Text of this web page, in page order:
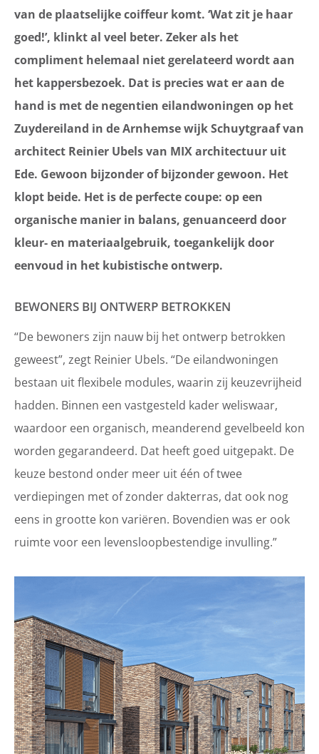
van de plaatselijke coiffeur komt. ‘Wat zit je haar
goed!’, klinkt al veel beter. Zeker als het
compliment helemaal niet gerelateerd wordt aan
het kappersbezoek. Dat is precies wat er aan de
hand is met de negentien eilandwoningen op het
Zuydereiland in de Arnhemse wijk Schuytgraaf van
architect Reinier Ubels van MIX architectuur uit
Ede. Gewoon bijzonder of bijzonder gewoon. Het
klopt beide. Het is de perfecte coupe: op een
organische manier in balans, genuanceerd door
kleur- en materiaalgebruik, toegankelijk door
eenvoud in het kubistische ontwerp.
BEWONERS BIJ ONTWERP BETROKKEN
“De bewoners zijn nauw bij het ontwerp betrokken
geweest”, zegt Reinier Ubels. “De eilandwoningen
bestaan uit flexibele modules, waarin zij keuzevrijheid
hadden. Binnen een vastgesteld kader weliswaar,
waardoor een organisch, meanderend gevelbeeld kon
worden gegarandeerd. Dat heeft goed uitgepakt. De
keuze bestond onder meer uit één of twee
verdiepingen met of zonder dakterras, dat ook nog
eens in grootte kon variëren. Bovendien was er ook
ruimte voor een levensloopbestendige invulling.”